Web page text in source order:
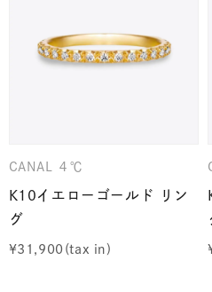
CANAL ４℃
K10イエローゴールド リン
グ
¥31,900